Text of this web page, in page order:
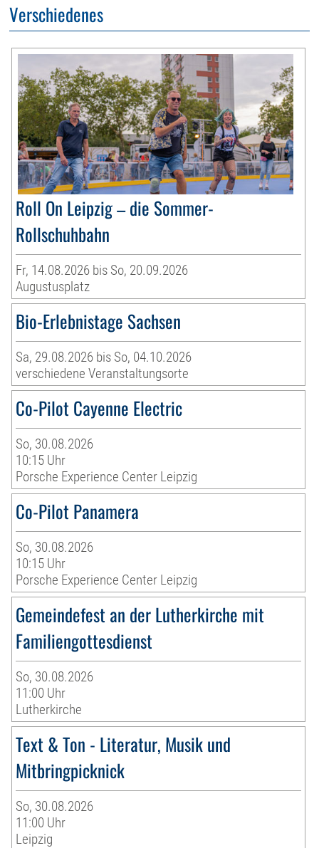
Verschiedenes
Roll On Leipzig – die Sommer-
Rollschuhbahn
Fr, 14.08.2026 bis So, 20.09.2026
Augustusplatz
Bio-Erlebnistage Sachsen
Sa, 29.08.2026 bis So, 04.10.2026
verschiedene Veranstaltungsorte
Co-Pilot Cayenne Electric
So, 30.08.2026
10:15 Uhr
Porsche Experience Center Leipzig
Co-Pilot Panamera
So, 30.08.2026
10:15 Uhr
Porsche Experience Center Leipzig
Gemeindefest an der Lutherkirche mit
Familiengottesdienst
So, 30.08.2026
11:00 Uhr
Lutherkirche
Text & Ton - Literatur, Musik und
Mitbringpicknick
So, 30.08.2026
11:00 Uhr
Leipzig